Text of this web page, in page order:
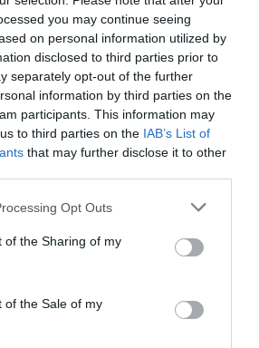
you may continue seeing
on personal information utilized by
disclosed to third parties prior to
separately opt-out of the further
information by third parties on the
participants. This information may
to third parties on the IAB’s List of
that may further disclose it to other
Opt Outs
of the Sharing of my
of the Sale of my
presenta
CaixaBank,